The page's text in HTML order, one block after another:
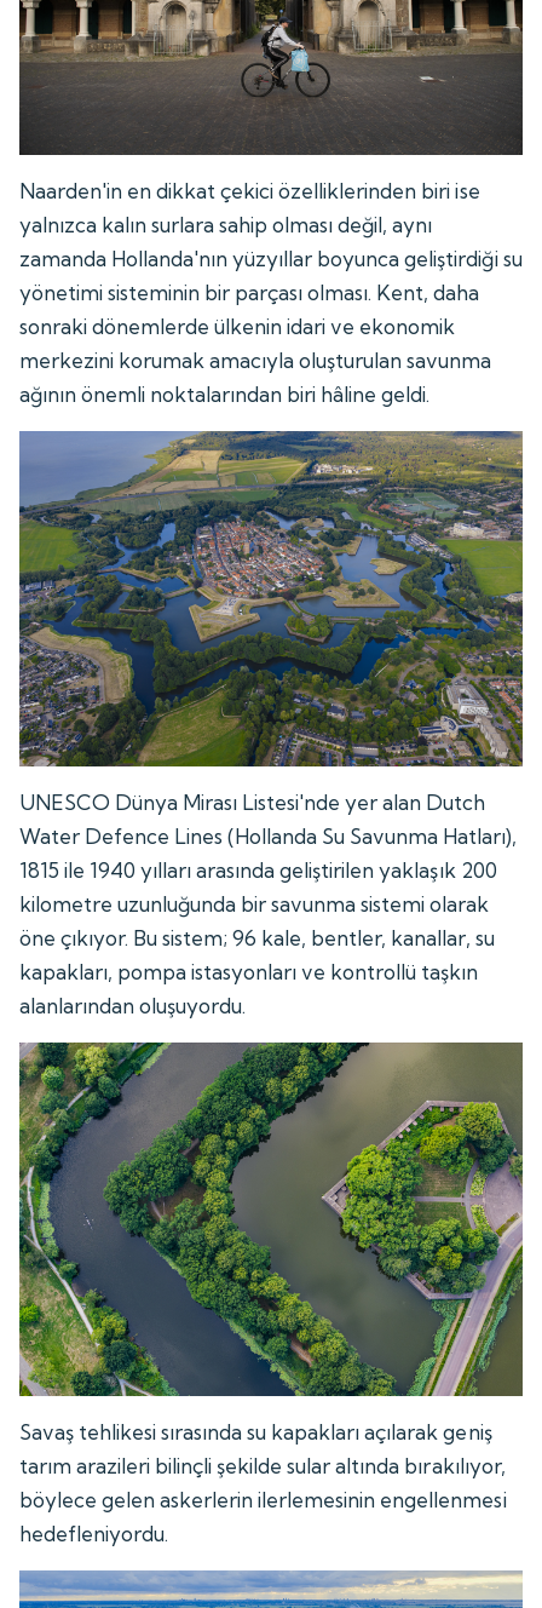
Naarden'in en dikkat çekici özelliklerinden biri ise
yalnızca kalın surlara sahip olması değil, aynı
zamanda Hollanda'nın yüzyıllar boyunca geliştirdiği su
yönetimi sisteminin bir parçası olması. Kent, daha
sonraki dönemlerde ülkenin idari ve ekonomik
merkezini korumak amacıyla oluşturulan savunma
ağının önemli noktalarından biri hâline geldi.
UNESCO Dünya Mirası Listesi'nde yer alan Dutch
Water Defence Lines (Hollanda Su Savunma Hatları),
1815 ile 1940 yılları arasında geliştirilen yaklaşık 200
kilometre uzunluğunda bir savunma sistemi olarak
öne çıkıyor. Bu sistem; 96 kale, bentler, kanallar, su
kapakları, pompa istasyonları ve kontrollü taşkın
alanlarından oluşuyordu.
Savaş tehlikesi sırasında su kapakları açılarak geniş
tarım arazileri bilinçli şekilde sular altında bırakılıyor,
böylece gelen askerlerin ilerlemesinin engellenmesi
hedefleniyordu.